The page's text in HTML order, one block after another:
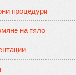
процедури
на тяло